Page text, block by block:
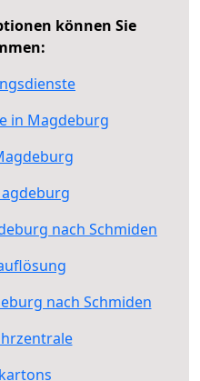
können Sie
in Magdeburg
nach Schmiden
nach Schmiden